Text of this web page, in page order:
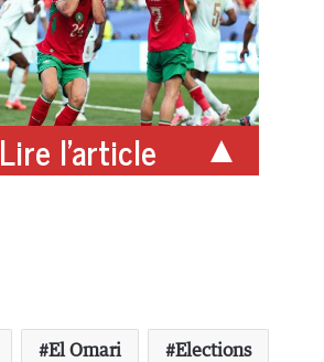
Lire l'article
El Omari Elections